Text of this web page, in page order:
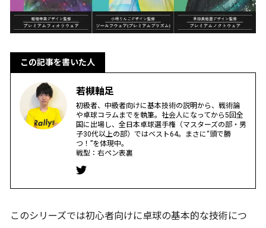
この記事を書いた人
若槻軸足
初級者、中級者向けに基本技術の説明から、戦術論
や卓球コラムまでを執筆。社会人になってから5回全
国に出場し、全日本卓球選手権（マスターズの部・男
子30代以上の部）ではベスト64。まさに“頭で勝
つ！”を体現中。
戦型：右ペン表裏
このシリーズでは初心者向けに卓球の基本的な技術につ